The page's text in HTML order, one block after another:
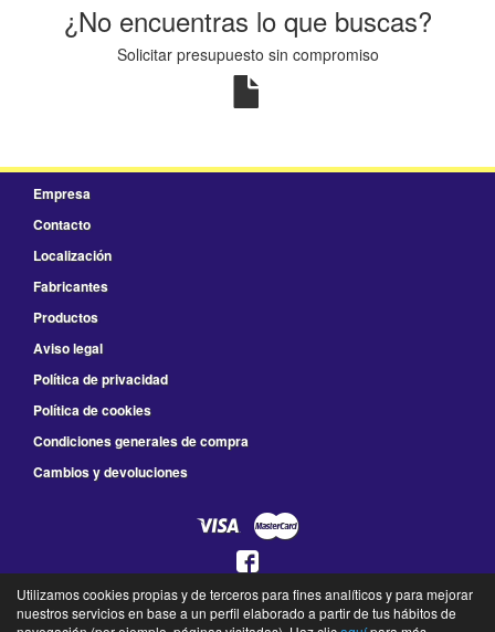
¿No encuentras lo que buscas?
Solicitar presupuesto sin compromiso
Empresa
Contacto
Localización
Fabricantes
Productos
Aviso legal
Política de privacidad
Política de cookies
Condiciones generales de compra
Cambios y devoluciones
925 78 41 66
Utilizamos cookies propias y de terceros para fines analíticos y para mejorar
nuestros servicios en base a un perfil elaborado a partir de tus hábitos de